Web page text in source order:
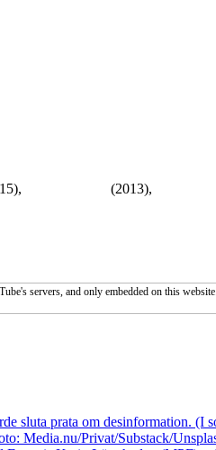
(2013),
servers, and only embedded on this
sluta prata om desinformation.
Media.nu/Privat/Substack/